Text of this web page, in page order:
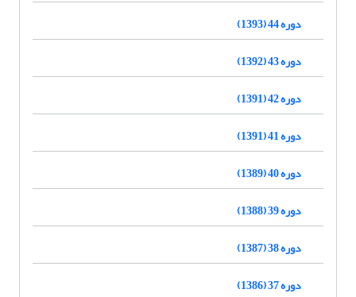
دوره 44 (1393)
دوره 43 (1392)
دوره 42 (1391)
دوره 41 (1391)
دوره 40 (1389)
دوره 39 (1388)
دوره 38 (1387)
دوره 37 (1386)